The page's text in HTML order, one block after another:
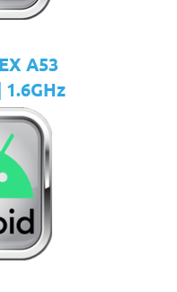
A53
1.6GHz